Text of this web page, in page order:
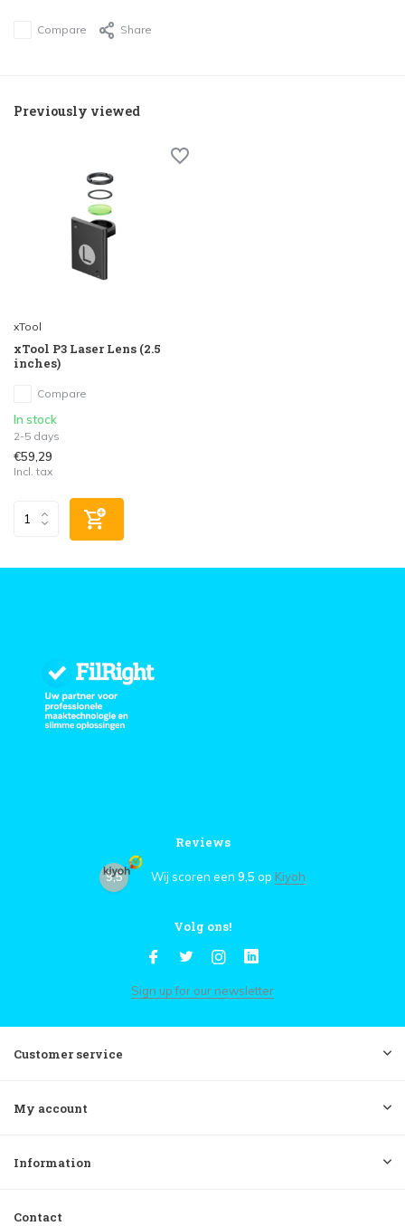
Compare Share
Previously viewed
xTool
xTool P3 Laser Lens (2.5
inches)
Compare
In stock
2-5 days
€59,29
Incl. tax
Reviews
9,5 Wij scoren een 9,5 op Kiyoh
Volg ons!
Sign up for our newsletter
Customer service
My account
Information
Contact